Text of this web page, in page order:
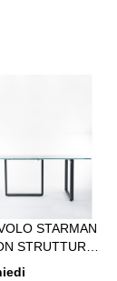
il carosello o
STARMAN
STRUTTURA
E PIANO